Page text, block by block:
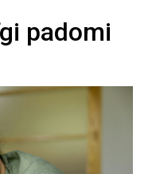
padomi